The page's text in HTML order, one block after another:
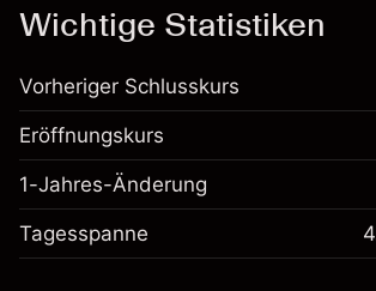
Wichtige Statistiken
Vorheriger Schlusskurs
Eröffnungskurs
1-Jahres-Änderung
Tagesspanne